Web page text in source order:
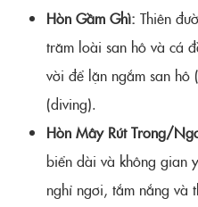
Hòn Gầm Ghì: Thiên
trăm loài san hô và cá
vời để lặn ngắm san hô
(diving).
Hòn Mây Rút Trong/
biển dài và không gian
nghỉ ngơi, tắm nắng và